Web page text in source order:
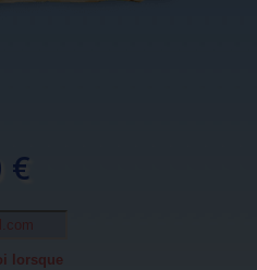
€
lorsque